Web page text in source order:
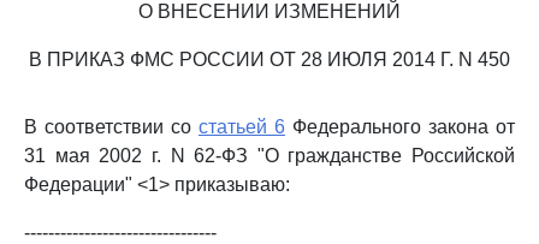
О ВНЕСЕНИИ ИЗМЕНЕНИЙ
В ПРИКАЗ ФМС РОССИИ ОТ 28 ИЮЛЯ 2014 Г. N 450
В соответствии со статьей 6 Федерального закона от
31 мая 2002 г. N 62-ФЗ "О гражданстве Российской
Федерации" <1> приказываю:
--------------------------------